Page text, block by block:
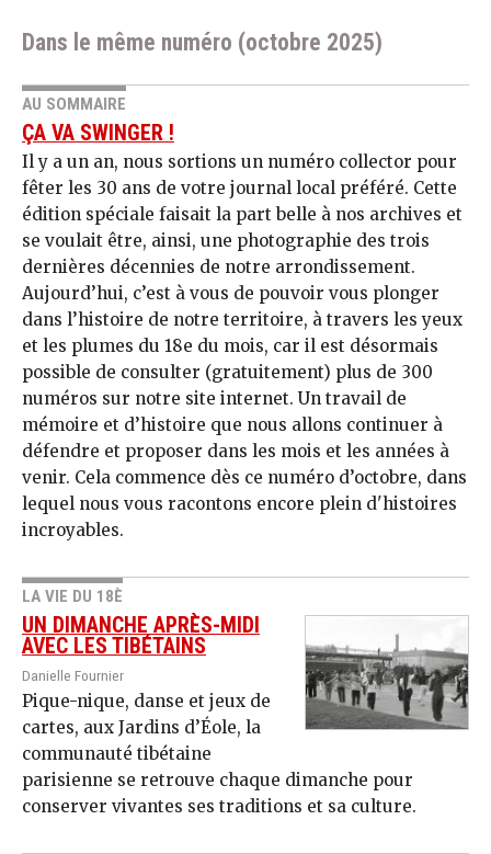
Dans le même numéro (octobre 2025)
AU SOMMAIRE
ÇA VA SWINGER !
Il y a un an, nous sortions un numéro collector pour
fêter les 30 ans de votre journal local préféré. Cette
édition spéciale faisait la part belle à nos archives et
se voulait être, ainsi, une photographie des trois
dernières décennies de notre arrondissement.
Aujourd’hui, c’est à vous de pouvoir vous plonger
dans l’histoire de notre territoire, à travers les yeux
et les plumes du 18e du mois, car il est désormais
possible de consulter (gratuitement) plus de 300
numéros sur notre site internet. Un travail de
mémoire et d’histoire que nous allons continuer à
défendre et proposer dans les mois et les années à
venir. Cela commence dès ce numéro d’octobre, dans
lequel nous vous racontons encore plein d'histoires
incroyables.
LA VIE DU 18È
UN DIMANCHE APRÈS-MIDI
AVEC LES TIBÉTAINS
Danielle Fournier
Pique-nique, danse et jeux de
cartes, aux Jardins d’Éole, la
communauté tibétaine
parisienne se retrouve chaque dimanche pour
conserver vivantes ses traditions et sa culture.